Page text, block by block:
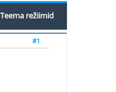
Teema režiimid
#1